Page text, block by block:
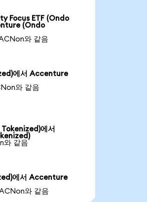
Focus ETF (Ondo
(Ondo
와 같음
에서 Accenture
와 같음
에서
와 같음
에서 Accenture
와 같음